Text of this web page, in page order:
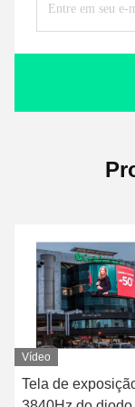
Vídeo
Tela de